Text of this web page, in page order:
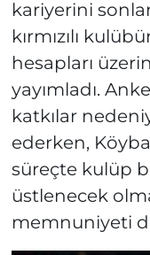
kariyerini
kırmızılı
hesapları
yayımladı.
katkılar
ederken,
süreçte kulüp
üstlenecek
memnuniyeti